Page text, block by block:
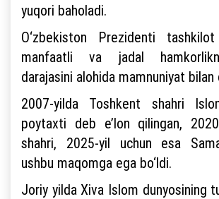
yuqori baholadi.
O‘zbekiston Prezidenti
manfaatli va jadal
darajasini alohida mamnuniyat
2007-yilda Toshkent shahri
poytaxti deb e’lon qilingan,
shahri, 2025-yil uchun esa
ushbu maqomga ega bo‘ldi.
Joriy yilda Xiva Islom dunyosining